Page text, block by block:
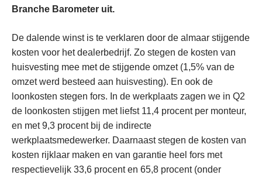
Branche Barometer uit.
De dalende winst is te verklaren door de almaar stijgende
kosten voor het dealerbedrijf. Zo stegen de kosten van
huisvesting mee met de stijgende omzet (1,5% van de
omzet werd besteed aan huisvesting). En ook de
loonkosten stegen fors. In de werkplaats zagen we in Q2
de loonkosten stijgen met liefst 11,4 procent per monteur,
en met 9,3 procent bij de indirecte
werkplaatsmedewerker. Daarnaast stegen de kosten van
kosten rijklaar maken en van garantie heel fors met
respectievelijk 33,6 procent en 65,8 procent (onder